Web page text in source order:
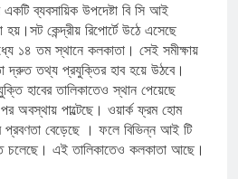
একটি ব্যবসায়িক উপদেষ্টা বি সি আই
কেন্দ্রীয় রিপোর্টে উঠে এসেছে
১৪ তম স্থানে কলকাতা। সেই সমীক্ষায়
দ্রুত তথ্য প্রযুক্তির হাব হয়ে উঠবে।
হাবের তালিকাতেও স্থান পেয়েছে
অবস্থায় পাল্টেছে। ওয়ার্ক ফ্রম হোম
বেড়েছে । ফলে বিভিন্ন আই টি
চলেছে। এই তালিকাতেও কলকাতা আছে।